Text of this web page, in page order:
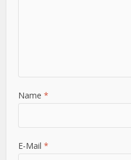
Name*
E-Mail*